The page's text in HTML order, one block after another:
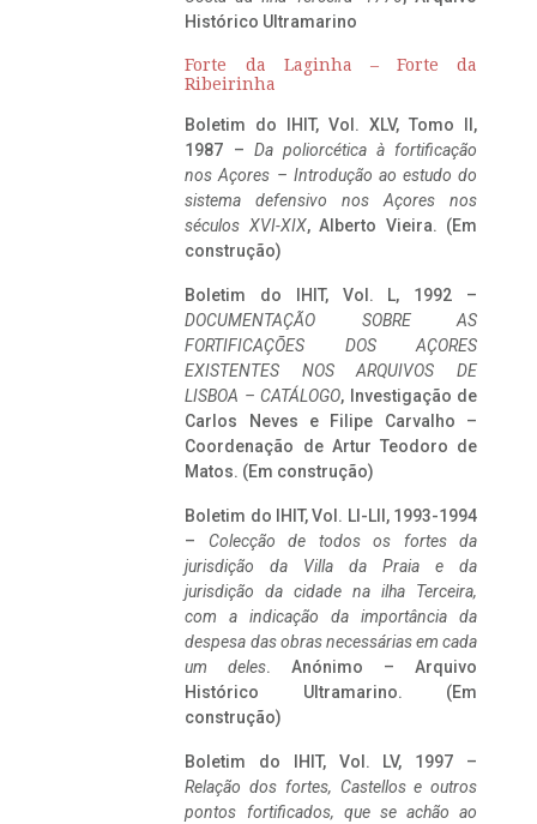
Histórico Ultramarino
Forte da Laginha – Forte da
Ribeirinha
Boletim do IHIT, Vol. XLV, Tomo II,
1987 – Da poliorcética à fortificação
nos Açores – Introdução ao estudo do
sistema defensivo nos Açores nos
séculos XVI-XIX, Alberto Vieira. (Em
construção)
Boletim do IHIT, Vol. L, 1992 –
DOCUMENTAÇÃO SOBRE AS
FORTIFICAÇÕES DOS AÇORES
EXISTENTES NOS ARQUIVOS DE
LISBOA – CATÁLOGO, Investigação de
Carlos Neves e Filipe Carvalho –
Coordenação de Artur Teodoro de
Matos. (Em construção)
Boletim do IHIT, Vol. LI-LII, 1993-1994
– Colecção de todos os fortes da
jurisdição da Villa da Praia e da
jurisdição da cidade na ilha Terceira,
com a indicação da importância da
despesa das obras necessárias em cada
um deles. Anónimo – Arquivo
Histórico Ultramarino. (Em
construção)
Boletim do IHIT, Vol. LV, 1997 –
Relação dos fortes, Castellos e outros
pontos fortificados, que se achão ao